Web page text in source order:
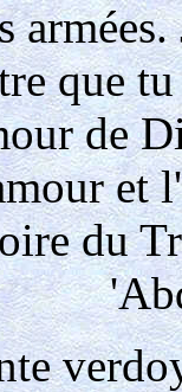
que
de
et
du